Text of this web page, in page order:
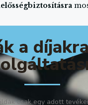
a
csak egy adott